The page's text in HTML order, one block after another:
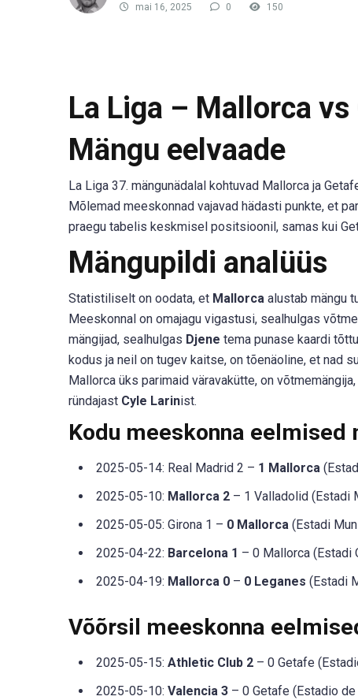
mai 16, 2025 0 150
La Liga – Mallorca
Mängu eelvaade
La Liga 37. mängunädalal kohtuvad Mallorca ja
Mõlemad meeskonnad vajavad hädasti punkte, et
praegu tabelis keskmisel positsioonil, samas kui
Mängupildi analüüs
Statistiliselt on oodata, et Mallorca alustab mängu
Meeskonnal on omajagu vigastusi, sealhulgas
mängijad, sealhulgas Djene tema punase kaardi
kodus ja neil on tugev kaitse, on tõenäoline, et nad
Mallorca üks parimaid väravakütte, on
ründajast Cyle Larinist.
Kodu meeskonna eelmised
2025-05-14: Real Madrid 2 – 1 Mallorca
2025-05-10: Mallorca 2 – 1 Valladolid (Estadi
2025-05-05: Girona 1 – 0 Mallorca (Estadi
2025-04-22: Barcelona 1 – 0 Mallorca (Estadi
2025-04-19: Mallorca 0 – 0 Leganes (Estadi
Võõrsil meeskonna
2025-05-15: Athletic Club 2 – 0 Getafe
2025-05-10: Valencia 3 – 0 Getafe (Estadio